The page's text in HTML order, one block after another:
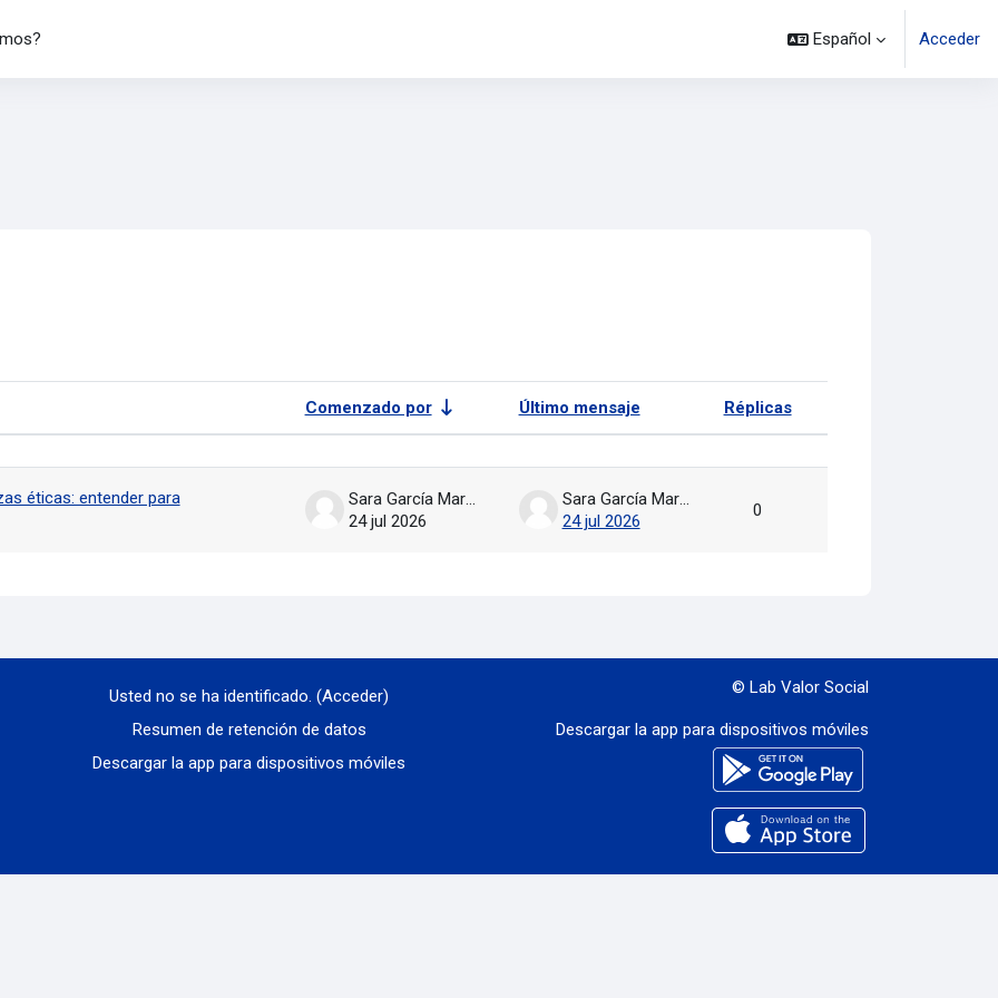
Español Acceder
los foros
Comenzado por Último mensaje
Réplicas
Acciones
éticas: entender para
Sara García Martín
24 jul 2026
Sara García Martín
24 jul 2026
0
Usted no se ha identificado. (Acceder)
Resumen de retención de datos
Descargar la app para dispositivos móviles
© Lab Valor Social
Descargar la app para dispositivos móviles